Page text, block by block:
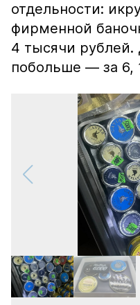
отдельности:
фирменной
4 тысячи
побольше — за 6,